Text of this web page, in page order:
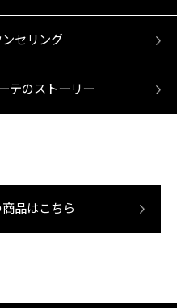
ンセリング
テのストーリー
品はこちら